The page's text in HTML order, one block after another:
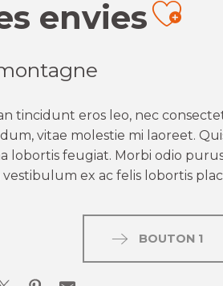
envies
tincidunt eros leo, nec
vitae molestie mi laoreet.
lobortis feugiat. Morbi odio
vestibulum ex ac felis lobortis
BOUTON 1